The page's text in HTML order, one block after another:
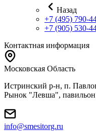
Назад
+7 (495) 790-
+7 (905) 530-
Контактная информация
Московская Область
Истринский р-н, п.
Рынок "Левша",
info@smesitorg.ru